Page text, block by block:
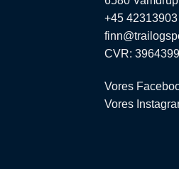
+45 42313903
CVR:
Vores
Vores